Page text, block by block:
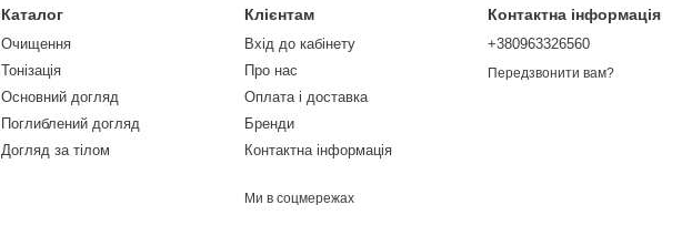
Каталог
Очищення
Тонізація
Основний догляд
Поглиблений догляд
Догляд за тілом
Клієнтам
Вхід до кабінету
Про нас
Оплата і доставка
Бренди
Контактна інформація
Ми в соцмережах
Контактна інформація
+380963326560
Передзвонити вам?